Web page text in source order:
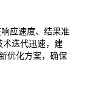
应速度、结果准
术迭代迅速，建
优化方案，确保